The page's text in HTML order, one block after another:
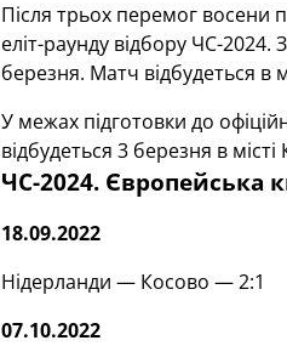
Після трьох перемог восени
еліт-раунду відбору ЧС-
березня. Матч відбудеться в
У межах підготовки до
відбудеться 3 березня в
ЧС-2024. Європейська
18.09.2022
Нідерланди — Косово — 2:1
07.10.2022